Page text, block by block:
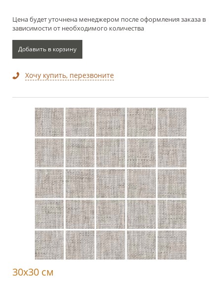
Цена будет уточнена менеджером после оформления заказа в
зависимости от необходимого количества
Добавить в корзину
Хочу купить, перезвоните
30x30 см